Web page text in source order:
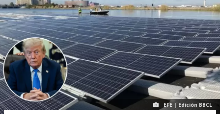
EFE | Edición BBCL